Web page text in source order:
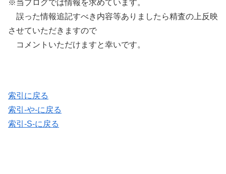
※当ブログでは情報を求めています。
誤った情報追記すべき内容等ありましたら精査の上反映
させていただきますので
コメントいただけますと幸いです。
索引に戻る
索引-や-に戻る
索引-S-に戻る